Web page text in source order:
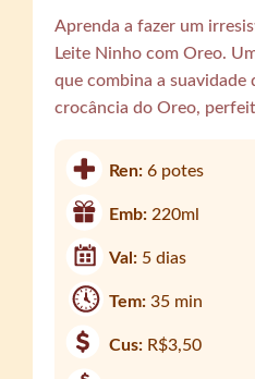
Aprenda a fazer um
Leite Ninho com Oreo.
que combina a suavidade
crocância do Oreo,
Ren:6 potes
Emb: 220ml
Val: 5 dias
Tem:35 min
Cus: R$3,50